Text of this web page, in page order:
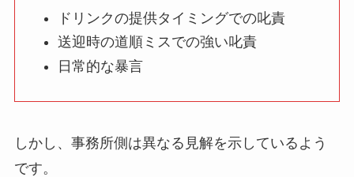
ドリンクの提供タイミングでの叱責
送迎時の道順ミスでの強い叱責
日常的な暴言
しかし、事務所側は異なる見解を示しているよう
です。